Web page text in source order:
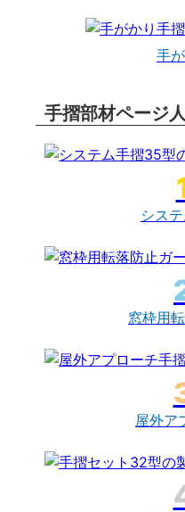
手
手摺部材ページ
シス
窓枠用
屋外ア